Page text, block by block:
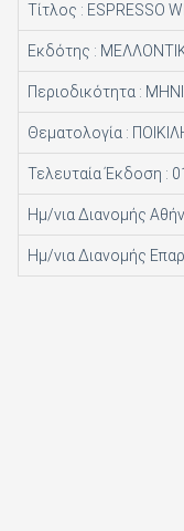
Τίτλος : ESPRESSO
Εκδότης :
Περιοδικότητα :
Θεματολογία :
Τελευταία Έκδοση :
Ημ/νια Διανομής
Ημ/νια Διανομής